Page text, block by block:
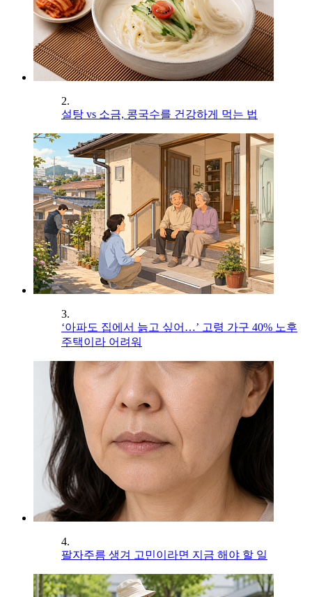
2.
설탕 vs 소금, 콩국수를 건강하게 먹는 법
3.
‘아파도 집에서 늙고 싶어…’ 고령 가구 40% 노후
주택이라 어려워
4.
팔자주름 생겨 고민이라면 지금 해야 할 일